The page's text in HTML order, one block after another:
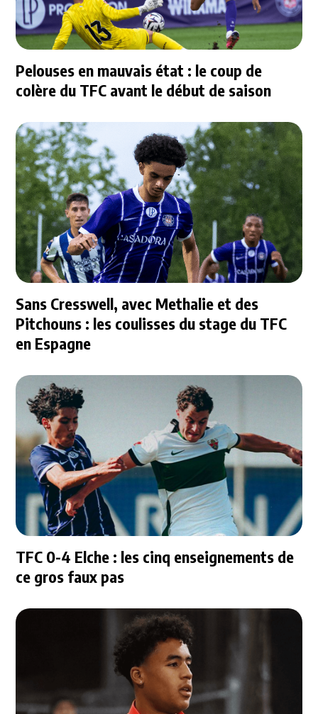
Pelouses en mauvais état : le coup de
colère du TFC avant le début de saison
Sans Cresswell, avec Methalie et des
Pitchouns : les coulisses du stage du TFC
en Espagne
TFC 0-4 Elche : les cinq enseignements de
ce gros faux pas